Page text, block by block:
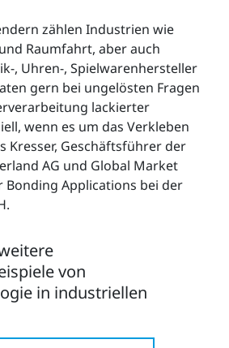
zählen Industrien wie
Raumfahrt, aber auch
, Uhren-, Spielwarenhersteller
gern bei ungelösten Fragen
lackierter
wenn es um das Verkleben
Kresser, Geschäftsführer der
AG und Global Market
Bonding Applications bei der
von
in industriellen